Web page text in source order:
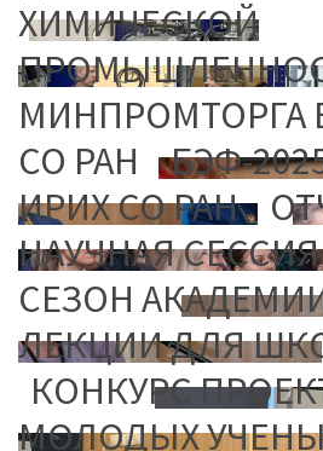
ХИМИЧЕСКОЙ
МИНПРОМТОРГА
СО РАН
БЭФ-
ИРИХ СО РАН
НАУЧНАЯ СЕССИЯ
СЕЗОН
ЛЕКЦИИ ДЛЯ
КОНКУРС
МОЛОДЫХ